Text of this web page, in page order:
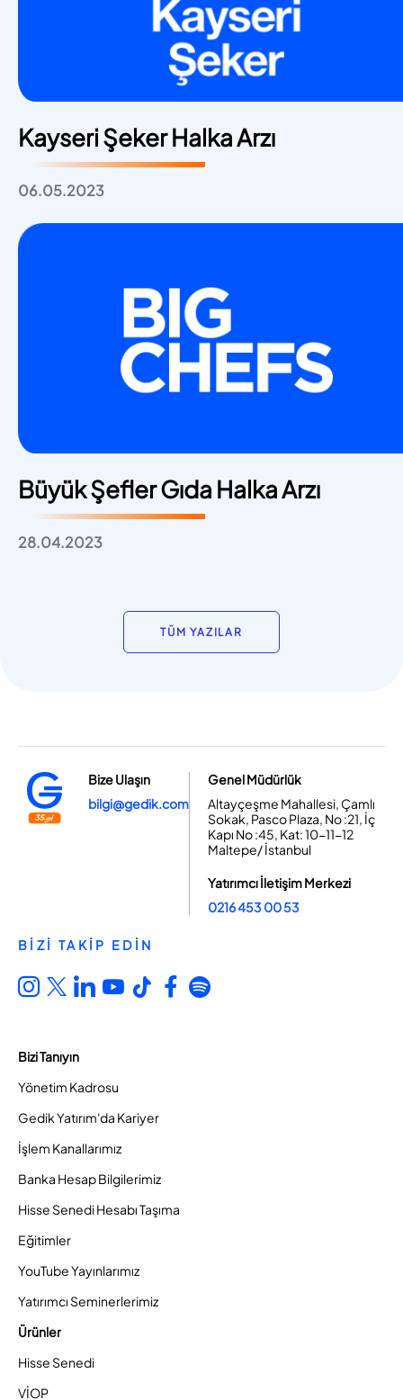
Kayseri Şeker Halka Arzı
06.05.2023
Büyük Şefler Gıda Halka Arzı
28.04.2023
TÜM YAZILAR
Bize Ulaşın
bilgi@gedik.com
Genel Müdürlük
Altayçeşme Mahallesi, Çamlı
Sokak, Pasco Plaza, No :21, İç
Kapı No :45, Kat: 10-11-12
Maltepe/ İstanbul
Yatırımcı İletişim Merkezi
0216 453 00 53
BİZİ TAKİP EDİN
Bizi Tanıyın
Yönetim Kadrosu
Gedik Yatırım'da Kariyer
İşlem Kanallarımız
Banka Hesap Bilgilerimiz
Hisse Senedi Hesabı Taşıma
Eğitimler
YouTube Yayınlarımız
Yatırımcı Seminerlerimiz
Ürünler
Hisse Senedi
VİOP